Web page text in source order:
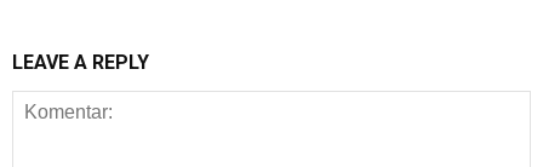
LEAVE A REPLY